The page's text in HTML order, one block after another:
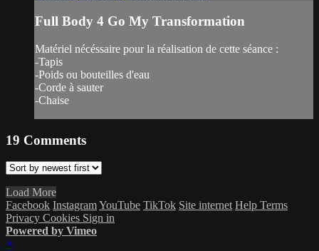
Full Body 4 Go My Transformation
Matériel nécéssaire pour la réalisation de cette séance :
-Tapis
-Poids ou bouteilles d'eau
-Corde à sauter
-Chaise
19 Comments
Load More
Facebook InstagramYouTube TikTok Site internet Help Terms
Privacy Cookies Sign in
Powered by Vimeo
×